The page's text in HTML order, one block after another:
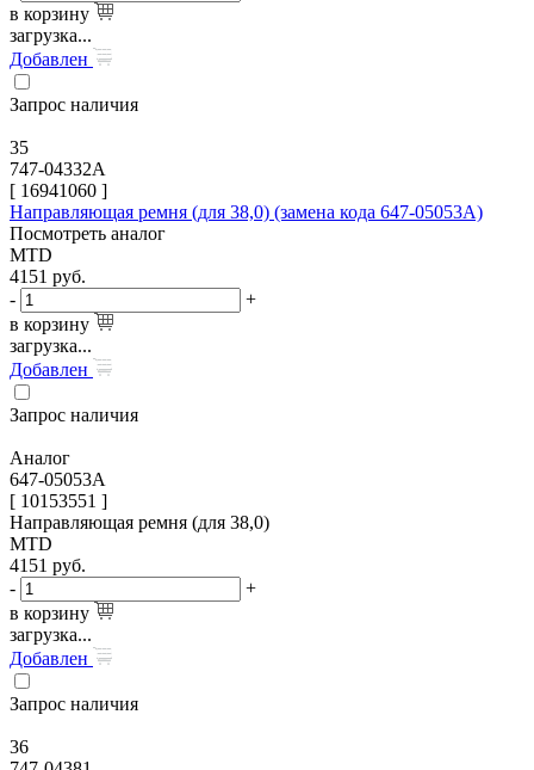
в корзину
загрузка...
Добавлен
Запрос наличия
35
747-04332A
[ 16941060 ]
Направляющая ремня (для 38,0) (замена кода 647-05053A)
Посмотреть аналог
MTD
4151 руб.
-
+
в корзину
загрузка...
Добавлен
Запрос наличия
Аналог
647-05053A
[ 10153551 ]
Направляющая ремня (для 38,0)
MTD
4151 руб.
-
+
в корзину
загрузка...
Добавлен
Запрос наличия
36